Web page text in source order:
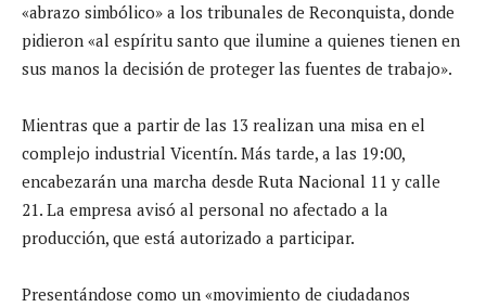
«abrazo simbólico» a los tribunales de Reconquista, donde
pidieron «al espíritu santo que ilumine a quienes tienen en
sus manos la decisión de proteger las fuentes de trabajo».
Mientras que a partir de las 13 realizan una misa en el
complejo industrial Vicentín. Más tarde, a las 19:00,
encabezarán una marcha desde Ruta Nacional 11 y calle
21. La empresa avisó al personal no afectado a la
producción, que está autorizado a participar.
Presentándose como un «movimiento de ciudadanos